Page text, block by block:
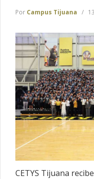
Por Campus Tijuana
CETYS Tijuana